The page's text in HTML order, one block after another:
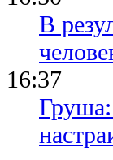
В
16:37
Груша: